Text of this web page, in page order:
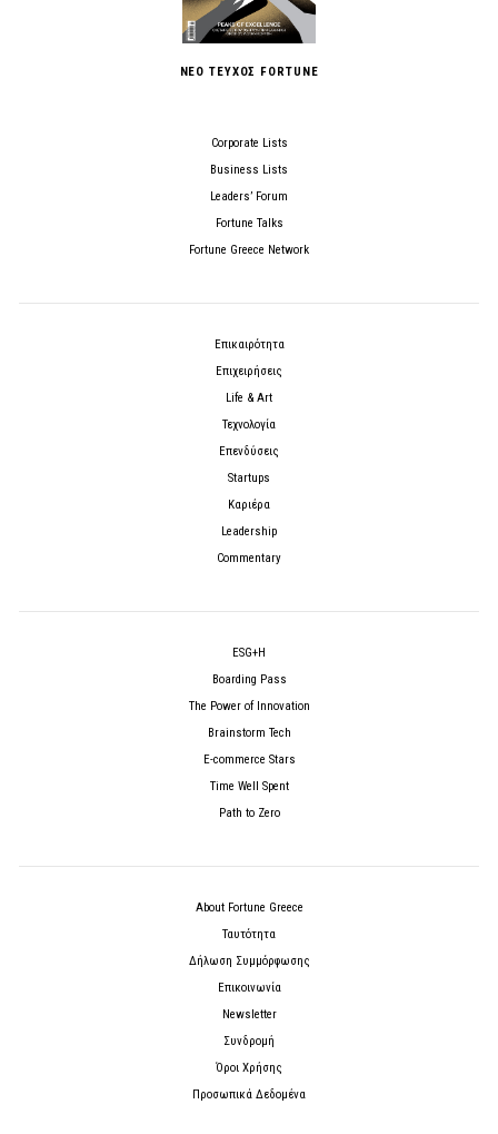
ΝΕΟ ΤΕΥΧΟΣ FORTUNE
Corporate Lists
Business Lists
Leaders’ Forum
Fortune Talks
Fortune Greece Network
Επικαιρότητα
Επιχειρήσεις
Life & Art
Τεχνολογία
Επενδύσεις
Startups
Καριέρα
Leadership
Commentary
ESG+H
Boarding Pass
The Power of Innovation
Brainstorm Tech
E-commerce Stars
Time Well Spent
Path to Zero
About Fortune Greece
Ταυτότητα
Δήλωση Συμμόρφωσης
Επικοινωνία
Newsletter
Συνδρομή
Όροι Χρήσης
Προσωπικά Δεδομένα